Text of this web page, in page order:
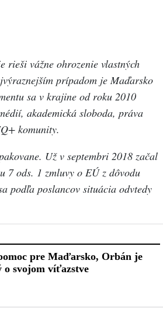
rieši vážne ohrozenie vlastných
prípadom je Maďarsko
sa v krajine od roku 2010
akademická sloboda, práva
komunity.
. Už v septembri 2018 začal
7 ods. 1 zmluvy o EÚ z dôvodu
podľa poslancov situácia odvtedy